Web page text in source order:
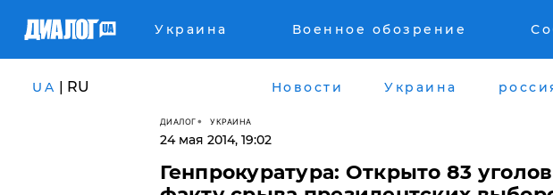
Украина Военное обозрение
UA | RU Новости Украина
ДИАЛОГ УКРАИНА
24 мая 2014, 19:02
Генпрокуратура: Открыто 83